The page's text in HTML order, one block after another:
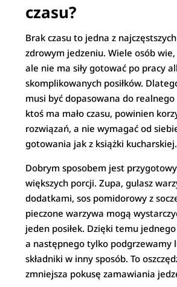
czasu?
Brak czasu to jedna z
zdrowym jedzeniu. Wiele osób
ale nie ma siły gotować po pracy
skomplikowanych posiłków.
musi być dopasowana do realnego
ktoś ma mało czasu, powinien
rozwiązań, a nie wymagać od
gotowania jak z książki kucharskiej.
Dobrym sposobem jest
większych porcji. Zupa, gulasz
dodatkami, sos pomidorowy z
pieczone warzywa mogą
jeden posiłek. Dzięki temu
a następnego tylko podgrzewamy
składniki w inny sposób. To
zmniejsza pokusę zamawiania